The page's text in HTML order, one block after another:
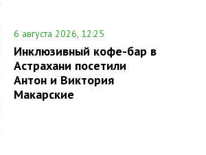
6 августа 2026, 12:25
Инклюзивный кофе-бар в
Астрахани посетили
Антон и Виктория
Макарские